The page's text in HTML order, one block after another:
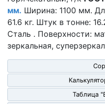
мм. Ширина: 1100 мм.
61.6 кг. Штук в тонне:
Сталь . Поверхности:
зеркальная,
Таблица